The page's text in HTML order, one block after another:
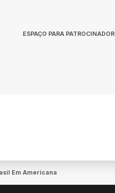
ESPAÇO PARA PATROCINADOR
Em Americana